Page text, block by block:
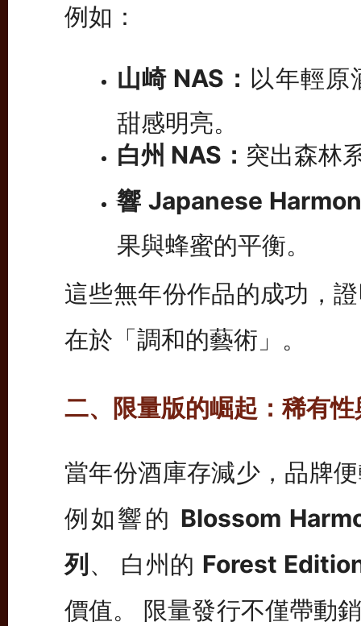
例如：
山崎 NAS： 以年輕原
甜感明亮。
白州 NAS： 突出森林
響 Japanese
果與蜂蜜的平衡。
這些無年份作品的成功，
在於「調和的藝術」。
二、限量版的崛起：稀有
當年份酒庫存減少，品牌
例如響的 Blossom
列 、 白州的 Forest
價值。 限量發行不僅帶動